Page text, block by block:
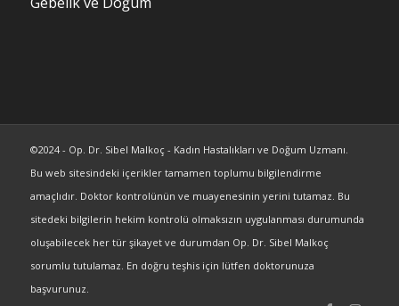
©2024 - Op. Dr. Sibel Malkoç - Kadın Hastalıkları ve Doğum Uzmanı.
Bu web sitesindeki içerikler tamamen toplumu bilgilendirme
amaçlıdır. Doktor kontrolünün ve muayenesinin yerini tutamaz. Bu
sitedeki bilgilerin hekim kontrolü olmaksızın uygulanması durumunda
oluşabilecek her tür şikayet ve durumdan Op. Dr. Sibel Malkoç
sorumlu tutulamaz. En doğru teşhis için lütfen doktorunuza
başvurunuz.